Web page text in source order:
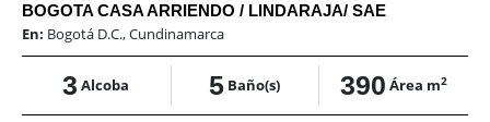
BOGOTA CASA ARRIENDO / LINDARAJA/ SAE
En: Bogotá D.C., Cundinamarca
3 Alcoba 5 Baño(s) 390 Área m2